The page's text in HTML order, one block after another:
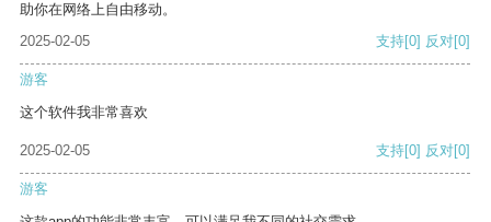
助你在网络上自由移动。
2025-02-05
支持[0] 反对[0]
游客
这个软件我非常喜欢
2025-02-05 支持[0] 反对[0]
游客